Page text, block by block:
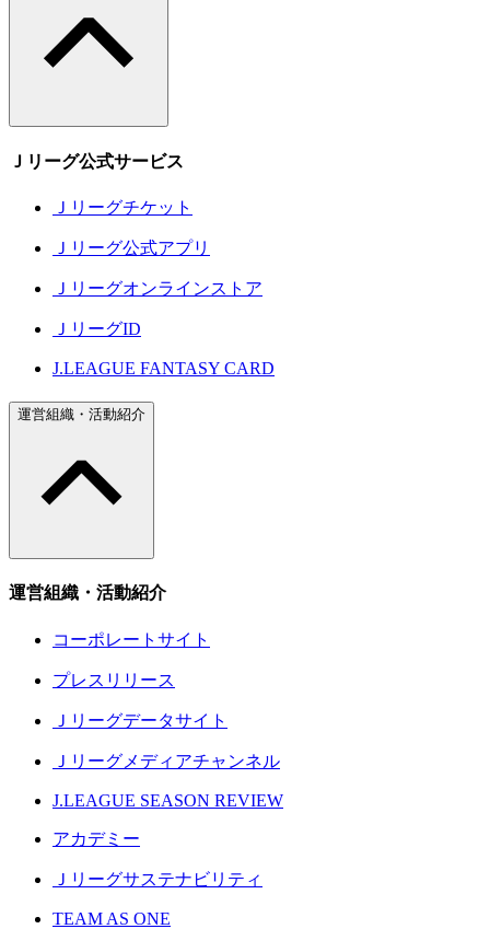
Ｊリーグ公式サービス
Ｊリーグチケット
Ｊリーグ公式アプリ
Ｊリーグオンラインストア
ＪリーグID
J.LEAGUE FANTASY CARD
運営組織・活動紹介
運営組織・活動紹介
コーポレートサイト
プレスリリース
Ｊリーグデータサイト
Ｊリーグメディアチャンネル
J.LEAGUE SEASON REVIEW
アカデミー
Ｊリーグサステナビリティ
TEAM AS ONE